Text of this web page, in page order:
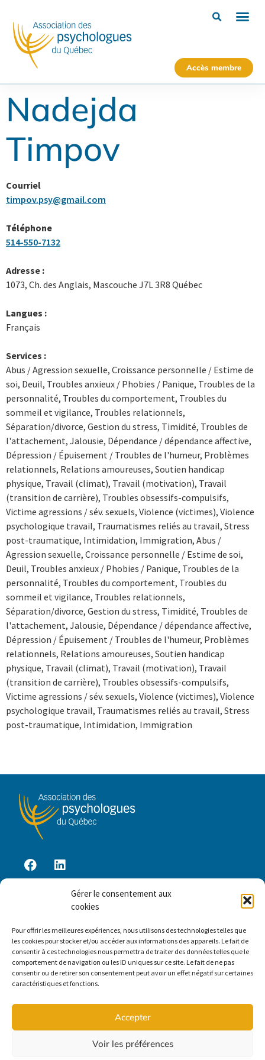
Gérer le consentement aux
cookies
Pour offrir les meilleures expériences, nous utilisons des technologies telles que
les cookies pour stocker et/ou accéder aux informations des appareils. Le fait de
consentir à ces technologies nous permettra de traiter des données telles que le
comportement de navigation ou les ID uniques sur ce site. Le fait de ne pas
consentir ou de retirer son consentement peut avoir un effet négatif sur certaines
caractéristiques et fonctions.
Accepter
Voir les préférences
Accès membre
Nadejda
Timpov
Courriel
timpov.psy@gmail.com
Téléphone
514-550-7132
Adresse :
1073, Ch. des Anglais, Mascouche J7L 3R8 Québec
Langues :
Français
Services :
Abus / Agression sexuelle, Croissance personnelle / Estime de
soi, Deuil, Troubles anxieux / Phobies / Panique, Troubles de la
personnalité, Troubles du comportement, Troubles du
sommeil et vigilance, Troubles relationnels,
Séparation/divorce, Gestion du stress, Timidité, Troubles de
l'attachement, Jalousie, Dépendance / dépendance affective,
Dépression / Épuisement / Troubles de l'humeur, Problèmes
relationnels, Relations amoureuses, Soutien handicap
physique, Travail (climat), Travail (motivation), Travail
(transition de carrière), Troubles obsessifs-compulsifs,
Victime agressions / sév. sexuels, Violence (victimes), Violence
psychologique travail, Traumatismes reliés au travail, Stress
post-traumatique, Intimidation, Immigration, Abus /
Agression sexuelle, Croissance personnelle / Estime de soi,
Deuil, Troubles anxieux / Phobies / Panique, Troubles de la
personnalité, Troubles du comportement, Troubles du
sommeil et vigilance, Troubles relationnels,
Séparation/divorce, Gestion du stress, Timidité, Troubles de
l'attachement, Jalousie, Dépendance / dépendance affective,
Dépression / Épuisement / Troubles de l'humeur, Problèmes
relationnels, Relations amoureuses, Soutien handicap
physique, Travail (climat), Travail (motivation), Travail
(transition de carrière), Troubles obsessifs-compulsifs,
Victime agressions / sév. sexuels, Violence (victimes), Violence
psychologique travail, Traumatismes reliés au travail, Stress
post-traumatique, Intimidation, Immigration
Contactez-nous
2030, boul. Pie-IX, bureau 403
Montréal (Québec) H1V 2C8
apq@spg.qc.ca
Tél. : 514 353-7555 | 1 877 353-7555